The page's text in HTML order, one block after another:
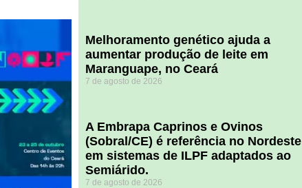
Melhoramento genético ajuda a
aumentar produção de leite em
Maranguape, no Ceará
7 de agosto de 2026
A Embrapa Caprinos e Ovinos
(Sobral/CE) é referência no Nordeste
em sistemas de ILPF adaptados ao
Semiárido.
7 de agosto de 2026